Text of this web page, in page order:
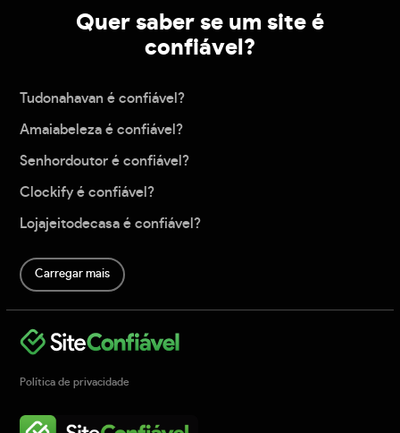
Quer saber se um site é
confiável?
Tudonahavan é confiável?
Amaiabeleza é confiável?
Senhordoutor é confiável?
Clockify é confiável?
Lojajeitodecasa é confiável?
Carregar mais
Política de privacidade